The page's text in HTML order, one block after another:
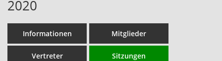
2020
Informationen Mitglieder
Vertreter Sitzungen